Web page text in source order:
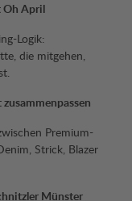
Oh April
Logik:
die mitgehen,
Premium-
Strick, Blazer
Münster